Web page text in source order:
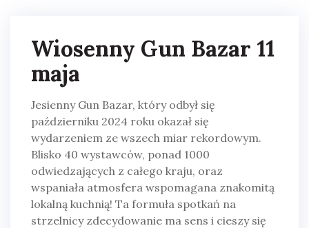
Wiosenny Gun Bazar 11
maja
Jesienny Gun Bazar, który odbył się
październiku 2024 roku okazał się
wydarzeniem ze wszech miar rekordowym.
Blisko 40 wystawców, ponad 1000
odwiedzających z całego kraju, oraz
wspaniała atmosfera wspomagana znakomitą
lokalną kuchnią! Ta formuła spotkań na
strzelnicy zdecydowanie ma sens i cieszy się